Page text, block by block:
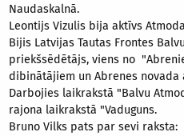
Naudaskalnā.
Leontijs Vizulis bija aktīvs
Bijis Latvijas Tautas Frontes
priekšsēdētājs, viens no
dibinātājiem un Abrenes novada
Darbojies laikrakstā "Balvu
rajona laikrakstā "Vaduguns.
Bruno Vilks pats par sevi raksta: